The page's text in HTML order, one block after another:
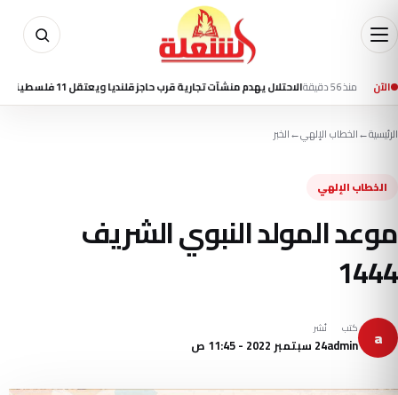
الآندقيقة الاحتلال يهدم منشآت تجارية قرب حاجز قلنديا ويعتقل 11 فلسطينيا بالضفة
الرئيسية←الخطاب الإلهي←الخبر
الخطاب الإلهي
موعد المولد النبوي الشريف
1444
a كتب
admin
نُشر
24 سبتمبر 2022 - 11:45 ص